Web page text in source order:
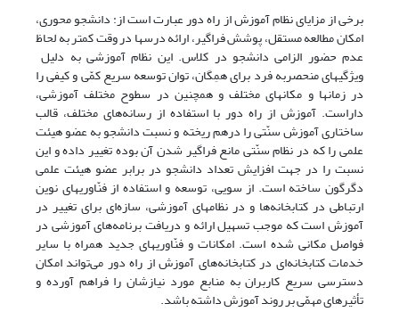
برخی از مزایای نظام آموزش از راه دور عبارت است از: دانشجو محوری،
امکان مطالعه مستقل، پوشش فراگیر، ارائه درسها در وقت کمتر به لحاظ
عدم حضور الزامی دانشجو در کلاس. این نظام آموزشی به دلیل
ویژگیهای منحصربه فرد برای همِگان، توان توسعه سریع کمّی و کیفی را
در زمانها و مکانهای مختلف و ‌همچنین در سطوح مختلف آموزشی،
داراست. آموزش از راه دور با استفاده از رسانه‌های مختلف، قالب
ساختاری آموزش سنّتی را در‌هم ریخته و نسبت دانشجو به عضو‌ هیئت
علمی را که در نظام سنّتی مانع فراگیر شدن آن بوده تغییر داده و این
نسبت را در جهت افزایش تعداد دانشجو در برابر عضو ‌هیئت علمی
دگرگون ساخته است. از سویی، توسعه و استفاده از فنّاوریهای نوین
ارتباطی در کتابخانه‌ها و در نظامهای آموزشی، سازه‌ای برای تغییر در
آموزش است که موجب تسهیل ارائه و دریافت برنامه‌های آموزشی در
فواصل مکانی شده است. امکانات و فنّاوریهای جدید ‌همراه با سایر
خدمات کتابخانه‌ای در کتابخانه‌های آموزش از راه دور می‌تواند امکان
دسترسی سریع کاربران به منابع مورد نیازشان را فراهم آورده و
تأثیرهای مهمّی بر روند آموزش داشته باشد.